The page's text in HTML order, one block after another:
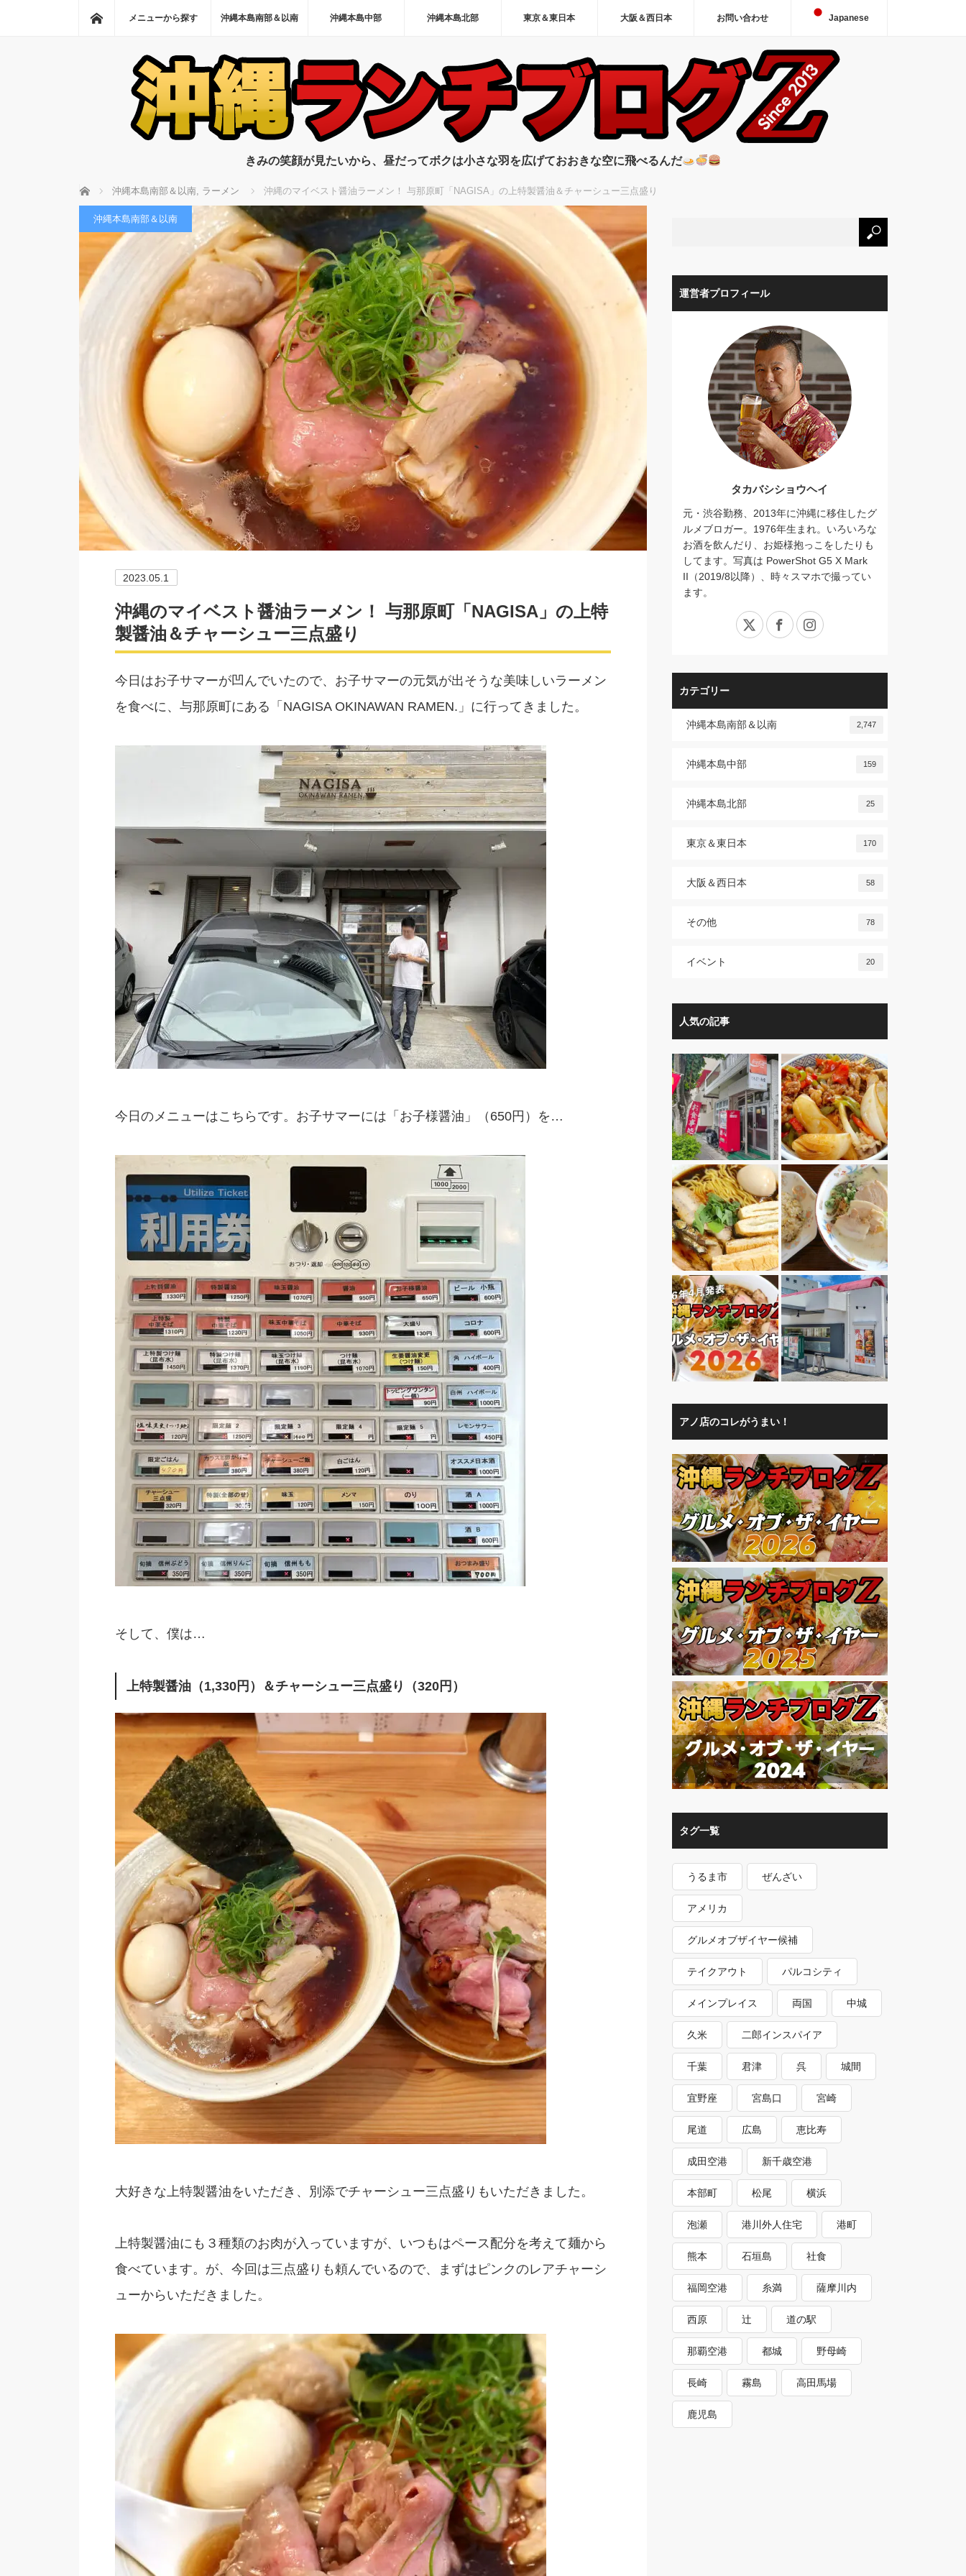
ホーム
メニューから探す 沖縄本島南部＆以南 沖縄本島中部 沖縄本島北部 東京＆東日本 大阪＆西日本 お問い合わせ Japanese
きみの笑顔が見たいから、昼だってボクは小さな羽を広げておおきな空に飛べるんだ
ホーム 沖縄本島南部＆以南, ラーメン 沖縄のマイベスト醤油ラーメン！ 与那原町「NAGISA」の上特製醤油＆チャーシュー三点盛り
沖縄本島南部＆以南
2023.05.1
沖縄のマイベスト醤油ラーメン！ 与那原町「NAGISA」の上特
製醤油＆チャーシュー三点盛り
今日はお子サマーが凹んでいたので、お子サマーの元気が出そうな美味しいラーメン
を食べに、与那原町にある「NAGISA OKINAWAN RAMEN.」に行ってきました。
今日のメニューはこちらです。お子サマーには「お子様醤油」（650円）を…
そして、僕は…
上特製醤油（1,330円）＆チャーシュー三点盛り（320円）
大好きな上特製醤油をいただき、別添でチャーシュー三点盛りもいただきました。
上特製醤油にも３種類のお肉が入っていますが、いつもはペース配分を考えて麺から
食べています。が、今回は三点盛りも頼んでいるので、まずはピンクのレアチャーシ
ューからいただきました。
運営者プロフィール
タカバシショウヘイ
元・渋谷勤務、2013年に沖縄に移住したグ
ルメブロガー。1976年生まれ。いろいろな
お酒を飲んだり、お姫様抱っこをしたりも
してます。写真は PowerShot G5 X Mark
II（2019/8以降）、時々スマホで撮ってい
ます。
X FacebookInstagram
カテゴリー
沖縄本島南部＆以南 2,747
沖縄本島中部 159
沖縄本島北部 25
東京＆東日本 170
大阪＆西日本 58
その他 78
イベント 20
人気の記事
アノ店のコレがうまい！
タグ一覧
うるま市 ぜんざい
アメリカ
グルメオブザイヤー候補
テイクアウト パルコシティ
メインプレイス 両国 中城
久米 二郎インスパイア
千葉 君津 呉 城間
宜野座 宮島口 宮崎
尾道 広島 恵比寿
成田空港 新千歳空港
本部町 松尾 横浜
泡瀬 港川外人住宅 港町
熊本 石垣島 社食
福岡空港 糸満 薩摩川内
西原 辻 道の駅
那覇空港 都城 野母崎
長崎 霧島 高田馬場
鹿児島